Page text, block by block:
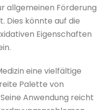
allgemeinen Förderung
Dies könnte auf die
Eigenschaften
eine vielfältige
Palette von
Anwendung reicht